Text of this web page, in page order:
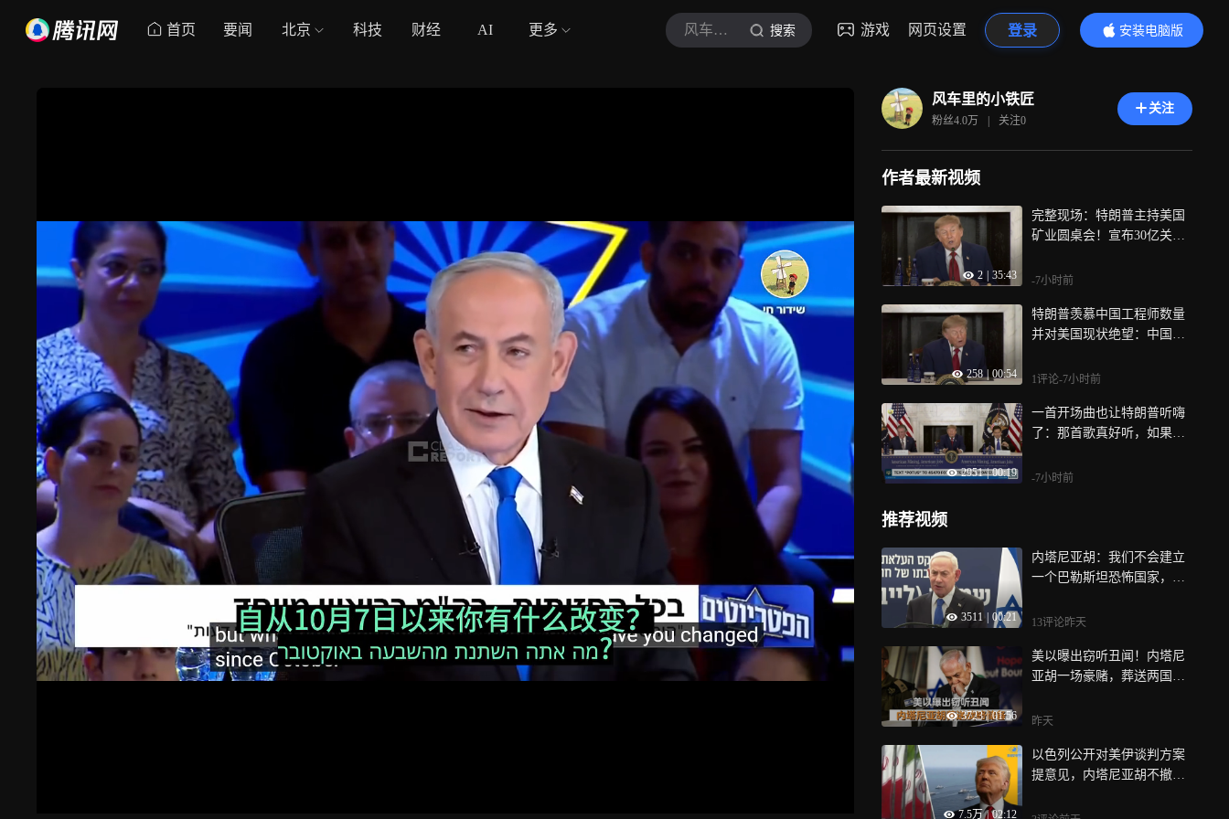
首页 要闻 北京 科技 财经 AI 更多 风车里的小铁匠 搜索 游戏 网页设置 登录
安装电脑版
内容更精彩
风车里的小铁匠
粉丝4.0万 | 关注0
关注
作者最新视频
2 35:43
完整现场：特朗普主持美国
矿业圆桌会！宣布30亿关键
款，25天批矿
-7小时前
258 | 00:54
特朗普羡慕中国工程师数量
并对美国现状绝望：中国每
不足170名
1评论-7小时前
2951 | 00:19
一首开场曲也让特朗普听嗨
了：那首歌真好听，如果没
歌，鲁比奥都不想笑
-7小时前
推荐视频
3511 00:21
内塔尼亚胡：我们不会建立
一个巴勒斯坦恐怖国家，因
犹太人的民族国家
13评论昨天
3723 | 01:56
美以曝出窃听丑闻！内塔尼
亚胡一场豪赌，葬送两国数
昨天
7.5万 | 02:12
以色列公开对美伊谈判方案
提意见，内塔尼亚胡不撤